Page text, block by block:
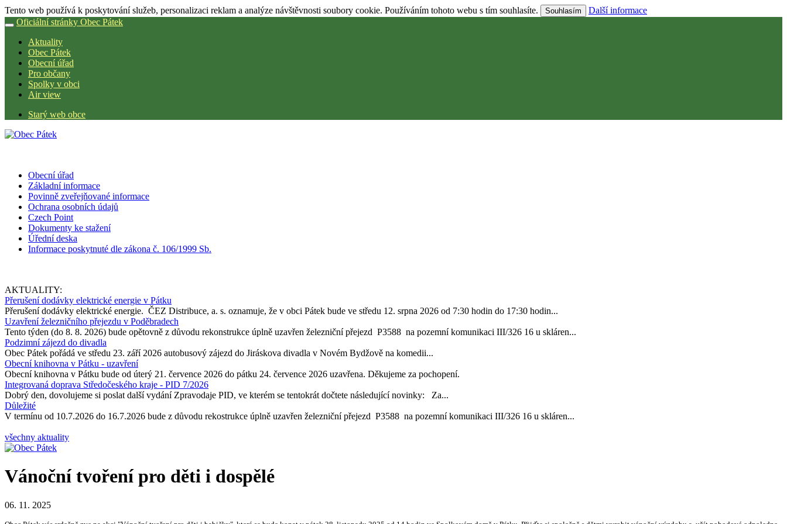
Tento web používá k poskytování služeb, personalizaci reklam a analýze návštěvnosti soubory cookie. Používáním tohoto webu s tím souhlasíte. Souhlasím
Další informace
Oficiální stránky Obec Pátek
Aktuality
Obec Pátek
Obecní úřad
Pro občany
Spolky v obci
Air view
Starý web obce
Obecní úřad
Základní informace
Povinně zveřejňované informace
Ochrana osobních údajů
Czech Point
Dokumenty ke stažení
Úřední deska
Informace poskytnuté dle zákona č. 106/1999 Sb.
AKTUALITY:
Přerušení dodávky elektrické energie v Pátku
Přerušení dodávky elektrické energie. ČEZ Distribuce, a. s. oznamuje, že v obci Pátek bude ve středu 12. srpna 2026 od 7:30 hodin do 17:30 hodin...
Uzavření železničního přejezdu v Poděbradech
Tento týden (do 8. 8. 2026) bude opětovně z důvodu rekonstrukce úplně uzavřen železniční přejezd P3588 na pozemní komunikaci III/326 16 u skláren...
Podzimní zájezd do divadla
Obec Pátek pořádá ve středu 23. září 2026 autobusový zájezd do Jiráskova divadla v Novém Bydžově na komedii...
Obecní knihovna v Pátku - uzavření
Obecní knihovna v Pátku bude od úterý 21. července 2026 do pátku 24. července 2026 uzavřena. Děkujeme za pochopení.
Integrovaná doprava Středočeského kraje - PID 7/2026
Dobrý den, dovolujeme si poslat další vydání Zpravodaje PID, ve kterém se tentokrát dočtete následující novinky: Za...
Důležité
V termínu od 10.7.2026 do 16.7.2026 bude z důvodu rekostrukce úplně uzavřen železniční přejezd P3588 na pozemní komunikaci III/326 16 u skláren...
všechny aktuality
Vánoční tvoření pro děti i dospělé
06. 11. 2025